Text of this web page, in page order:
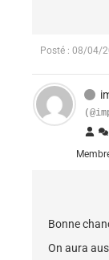
Posté : 08/04/
Bonne
On aura